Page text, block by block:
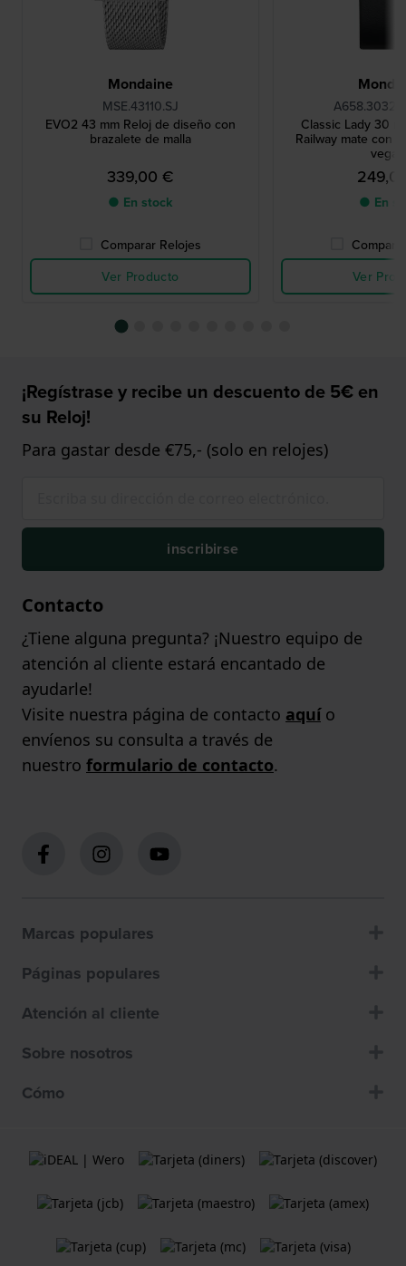
Mondaine
MSE.43110.SJ
EVO2 43 mm Reloj de diseño con
brazalete de malla
339,00 €
● En stock
Comparar Relojes
Ver Producto
Classic Lady 30
Railway mate con
● En
Ver
¡Regístrase y recibe un descuento de 5€ en
su Reloj!
Para gastar desde €75,- (solo en relojes)
inscribirse
Contacto
¿Tiene alguna pregunta? ¡Nuestro equipo de
atención al cliente estará encantado de
ayudarle!
Visite nuestra página de contacto aquío
envíenos su consulta a través de
nuestro formulario de contacto.
Marcas populares
Páginas populares
Atención al cliente
Sobre nosotros
Cómo